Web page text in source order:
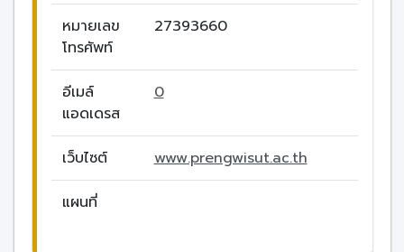
หมายเลข
โทรศัพท์
27393660
อีเมล์
แอดเดรส
0
เว็บไซต์ www.prengwisut.ac.th
แผนที่